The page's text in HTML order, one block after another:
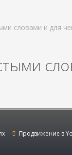
словами и для
Продвижение в